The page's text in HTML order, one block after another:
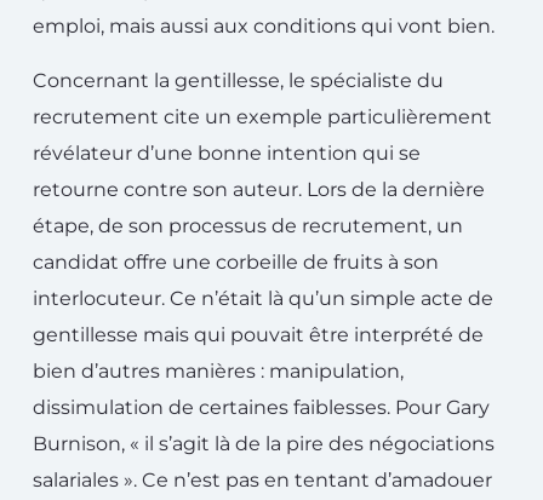
emploi, mais aussi aux conditions qui vont bien.
Concernant la gentillesse, le spécialiste du
recrutement cite un exemple particulièrement
révélateur d’une bonne intention qui se
retourne contre son auteur. Lors de la dernière
étape, de son processus de recrutement, un
candidat offre une corbeille de fruits à son
interlocuteur. Ce n’était là qu’un simple acte de
gentillesse mais qui pouvait être interprété de
bien d’autres manières : manipulation,
dissimulation de certaines faiblesses. Pour Gary
Burnison, « il s’agit là de la pire des négociations
salariales ». Ce n’est pas en tentant d’amadouer